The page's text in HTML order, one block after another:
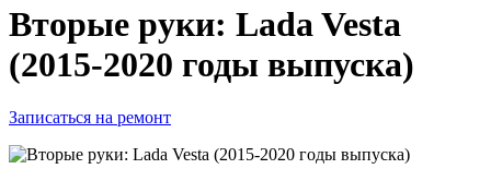
Вторые руки: Lada Vesta
(2015-2020 годы выпуска)
Записаться на ремонт